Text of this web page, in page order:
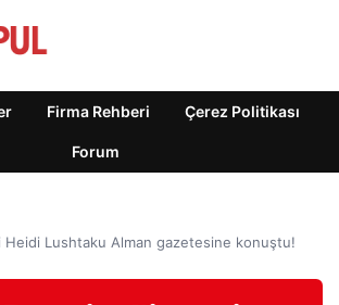
Firma Rehberi Çerez Politikası
Forum
Heidi Lushtaku Alman gazetesine konuştu!